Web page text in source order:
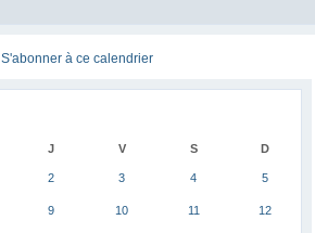
S'abonner à ce calendrier
J V S D
2 3 4 5
9 10 11 12